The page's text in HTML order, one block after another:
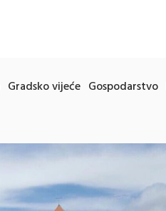
Gradsko vijeće Gospodarstvo